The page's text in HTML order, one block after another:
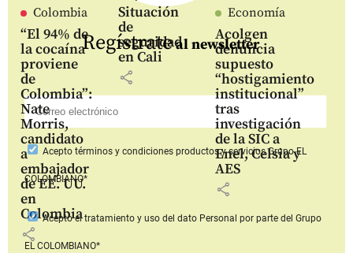
Colombia
“El 94% de
la cocaína
proviene
de
Colombia”:
Nate
Morris,
candidato
a
embajador
de EE. UU.
en
Colombia
share
Situación
de
seguridad
en Cali
share
Economía
Acolgen
denuncia
supuesto
“hostigamiento
institucional”
tras
investigación
de la SIC a
Enel, Celsia y
AES
share
Regístrateal newsletter
Aceptotérminos y condiciones productos y serviciosGrupo EL
COLOMBIANO*
Aceptoel tratamiento y uso del dato Personal por parte del Grupo
EL COLOMBIANO*